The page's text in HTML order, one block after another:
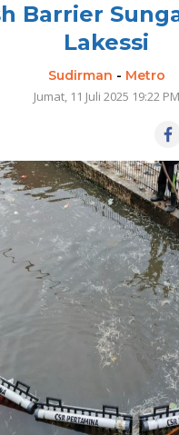
Barrier
Lakessi
Sudirman - Metro
Jumat, 11 Juli 2025 19:22 PM